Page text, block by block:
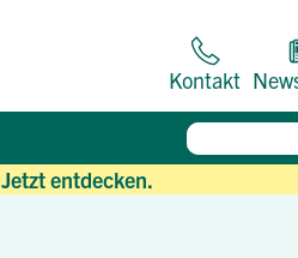
Jetzt entdecken.
Kontakt